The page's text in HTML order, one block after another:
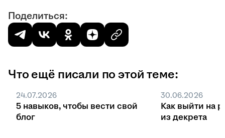
Поделиться:
Что ещё писали по этой теме:
24.07.2026
5 навыков, чтобы вести свой
блог
30.06.2026
Как выйти на
из декрета